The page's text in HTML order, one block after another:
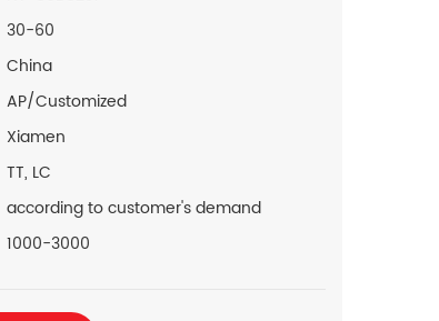
30-60
China
AP/Customized
Xiamen
TT, LC
according to customer's demand
1000-3000